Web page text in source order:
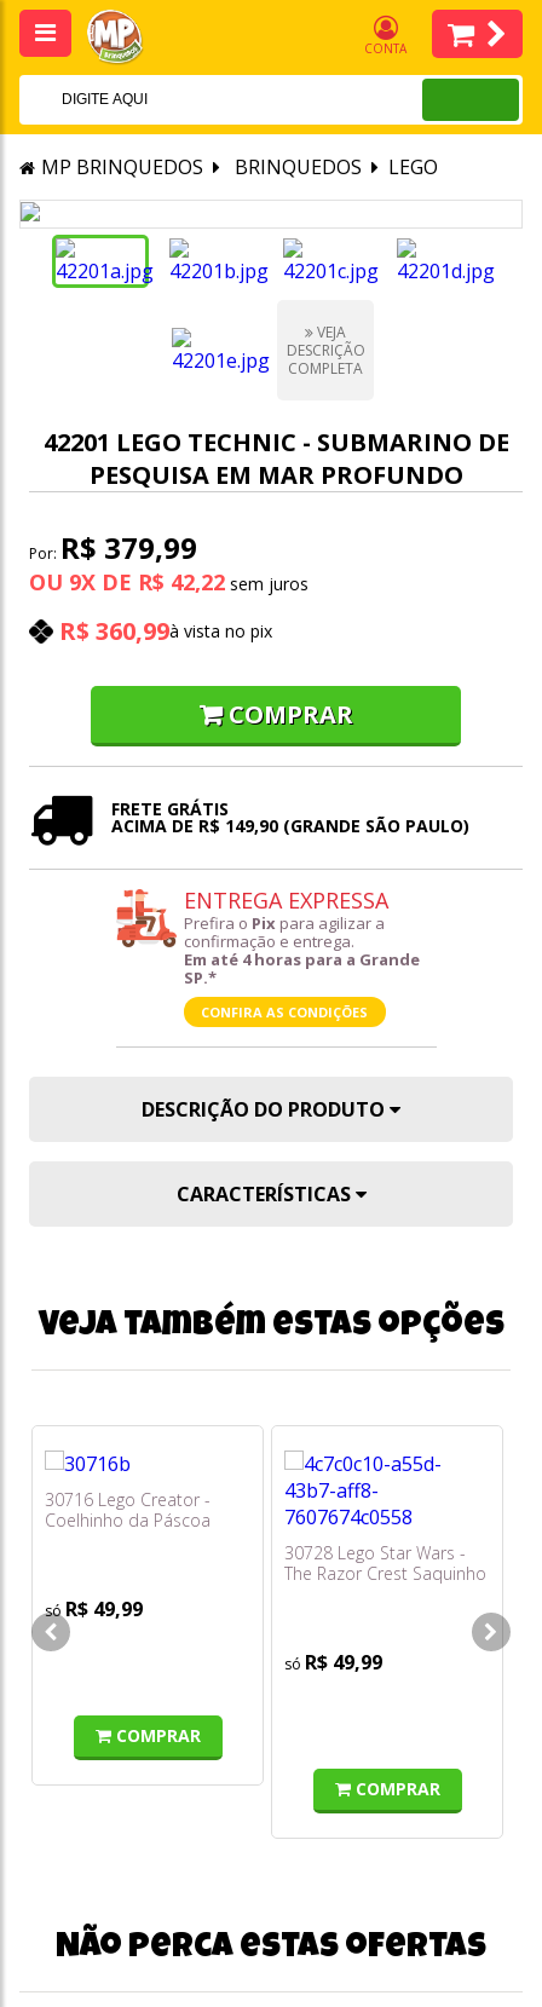
CONTA
MP BRINQUEDOS BRINQUEDOS LEGO
VEJA
DESCRIÇÃO
COMPLETA
42201 LEGO TECHNIC - SUBMARINO DE
PESQUISA EM MAR PROFUNDO
Por: R$ 379,99
OU 9X DE R$ 42,22
R$ 360,99à vista no pix
COMPRAR
FRETE GRÁTIS
ACIMA DE R$ 149,90 (GRANDE SÃO PAULO)
ENTREGA EXPRESSA
Prefira o Pix para agilizar a
confirmação e entrega.
Em até 4 horas para a Grande
SP.*
CONFIRA AS CONDIÇÕES
DESCRIÇÃO DO PRODUTO
CARACTERÍSTICAS
Veja também estas opções
30716 Lego Creator -
Coelhinho da Páscoa
R$ 49,99
COMPRAR
30728 Lego Star Wars -
The Razor Crest Saquinho
R$ 49,99
COMPRAR
Não perca estas ofertas